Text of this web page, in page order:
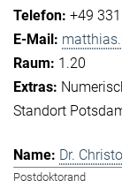
+49
1.20
Standort
Dr.
Postdoktorand